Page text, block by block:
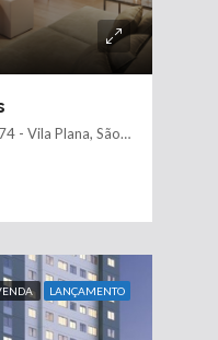
R. Joaquim Nunes Teixeira, 274 - Vila Plana, São Paulo - SP, 05731-370, Brasil
LANÇAMENTO